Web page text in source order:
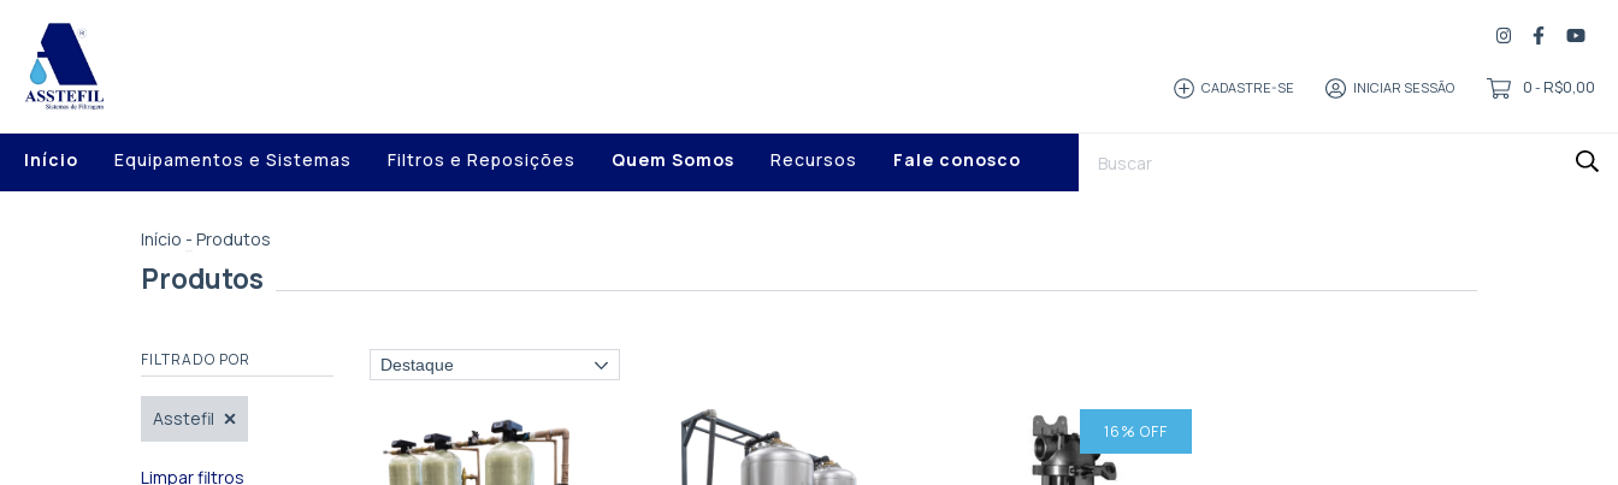
CADASTRE-SE INICIAR SESSÃO 0 - R$0,00
Início Equipamentos e Sistemas Filtros e Reposições Quem Somos Recursos Fale conosco
Início - Produtos
Produtos
FILTRADO POR
Asstefil
Limpar filtros
16% OFF